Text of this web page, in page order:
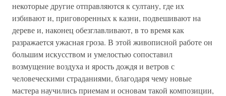
некоторые другие отправляются к султану, где их
избивают и, приговоренных к казни, подвешивают на
дереве и, наконец обезглавливают, в то время как
разражается ужасная гроза. В этой живописной работе он
большим искусством и умелостью сопоставил
возмущение воздуха и ярость дождя и ветров с
человеческими страданиями, благодаря чему новые
мастера научились приемам и основам такой композиции,